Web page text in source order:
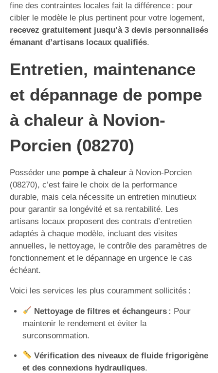
fine des contraintes locales fait la différence : pour
cibler le modèle le plus pertinent pour votre logement,
recevez gratuitement jusqu’à 3 devis personnalisés
émanant d’artisans locaux qualifiés.
Entretien, maintenance
et dépannage de pompe
à chaleur à Novion-
Porcien (08270)
Posséder une pompe à chaleur à Novion-Porcien
(08270), c’est faire le choix de la performance
durable, mais cela nécessite un entretien minutieux
pour garantir sa longévité et sa rentabilité. Les
artisans locaux proposent des contrats d’entretien
adaptés à chaque modèle, incluant des visites
annuelles, le nettoyage, le contrôle des paramètres de
fonctionnement et le dépannage en urgence le cas
échéant.
Voici les services les plus couramment sollicités :
Nettoyage de filtres et échangeurs : Pour
maintenir le rendement et éviter la
surconsommation.
Vérification des niveaux de fluide frigorigène
et des connexions hydrauliques.